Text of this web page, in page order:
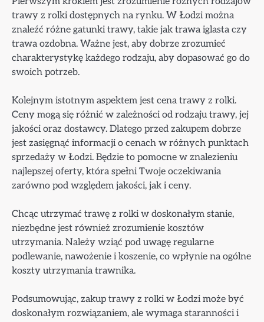
trawy z rolki dostępnych na rynku. W Łodzi można
znaleźć różne gatunki trawy, takie jak trawa iglasta czy
trawa ozdobna. Ważne jest, aby dobrze zrozumieć
charakterystykę każdego rodzaju, aby dopasować go do
swoich potrzeb.
Kolejnym istotnym aspektem jest cena trawy z rolki.
Ceny mogą się różnić w zależności od rodzaju trawy, jej
jakości oraz dostawcy. Dlatego przed zakupem dobrze
jest zasięgnąć informacji o cenach w różnych punktach
sprzedaży w Łodzi. Będzie to pomocne w znalezieniu
najlepszej oferty, która spełni Twoje oczekiwania
zarówno pod względem jakości, jak i ceny.
Chcąc utrzymać trawę z rolki w doskonałym stanie,
niezbędne jest również zrozumienie kosztów
utrzymania. Należy wziąć pod uwagę regularne
podlewanie, nawożenie i koszenie, co wpłynie na ogólne
koszty utrzymania trawnika.
Podsumowując, zakup trawy z rolki w Łodzi może być
doskonałym rozwiązaniem, ale wymaga staranności i